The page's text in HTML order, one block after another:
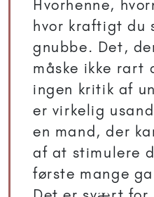
Hvorhenne,
hvor kraftigt du
gnubbe. Det,
måske ikke rart
ingen kritik af
er virkelig
en mand, der
af at stimulere
første mange